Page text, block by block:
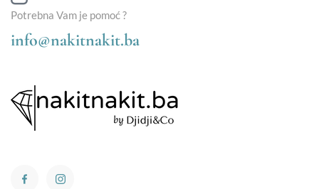
Potrebna Vam je pomoć ?
info@nakitnakit.ba